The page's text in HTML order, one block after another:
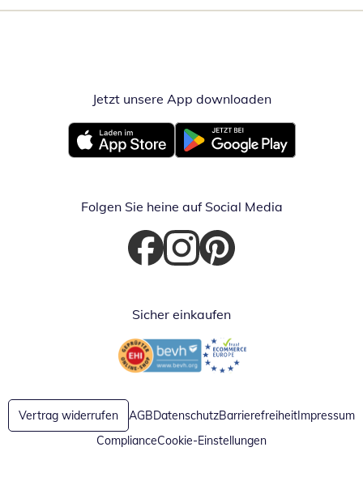
Jetzt unsere App downloadenÖffnet in
Öffnet in neuem FensterÖffnet in neuem Fenster
Folgen Sie heine auf Social Media
Öffnet in neuem Fenster
Öffnet in neuem Fenster
Öffnet in neuem Fenster
Sicher einkaufen
Öffnet in neuem FensterÖffnet in neuem Fenster
Vertrag widerrufen AGBDatenschutzBarrierefreiheitImpressum
ComplianceCookie-Einstellungen